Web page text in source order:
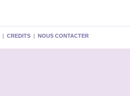
| CREDITS | NOUS CONTACTER